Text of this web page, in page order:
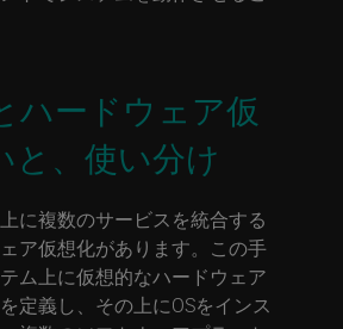
ハードウェア仮
と、使い分け
に複数のサービスを統合する
ア仮想化があります。この手
ム上に仮想的なハードウェア
定義し、その上にOSをインス